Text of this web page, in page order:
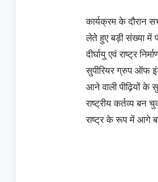
कार्यक्रम के दौरान
लेते हुए बड़ी संख्या में
दीर्घायु एवं राष्ट्र
सुपीरियर ग्रुप ऑफ
आने वाली पीढ़ियों के
राष्ट्रीय कर्तव्य बन
राष्ट्र के रूप में आगे